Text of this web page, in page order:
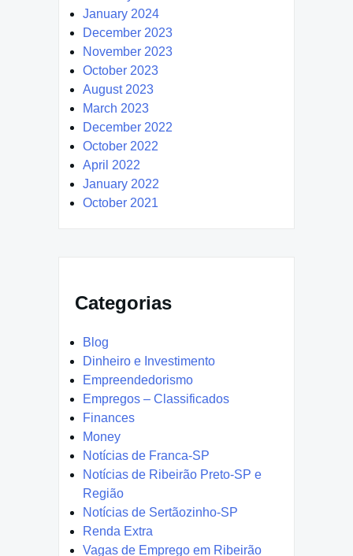
January 2024
December 2023
November 2023
October 2023
August 2023
March 2023
December 2022
October 2022
April 2022
January 2022
October 2021
Categorias
Blog
Dinheiro e Investimento
Empreendedorismo
Empregos – Classificados
Finances
Money
Notícias de Franca-SP
Notícias de Ribeirão Preto-SP e
Região
Notícias de Sertãozinho-SP
Renda Extra
Vagas de Emprego em Ribeirão